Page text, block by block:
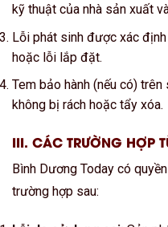
kỹ thuật của nhà sản xuất
Lỗi phát sinh được xác
hoặc lỗi lắp đặt.
Tem bảo hành (nếu có)
không bị rách hoặc tẩy xóa.
III. CÁC TRƯỜNG HỢP
Bình Dương Today có
trường hợp sau: